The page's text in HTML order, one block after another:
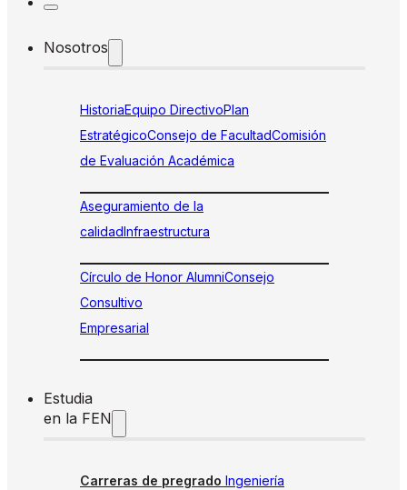
Nosotros
HistoriaEquipo DirectivoPlan
EstratégicoConsejo de FacultadComisión
de Evaluación Académica
Aseguramiento de la
calidadInfraestructura
Círculo de Honor AlumniConsejo
Consultivo
Empresarial
Estudia
en la FEN
Carreras de pregrado Ingeniería